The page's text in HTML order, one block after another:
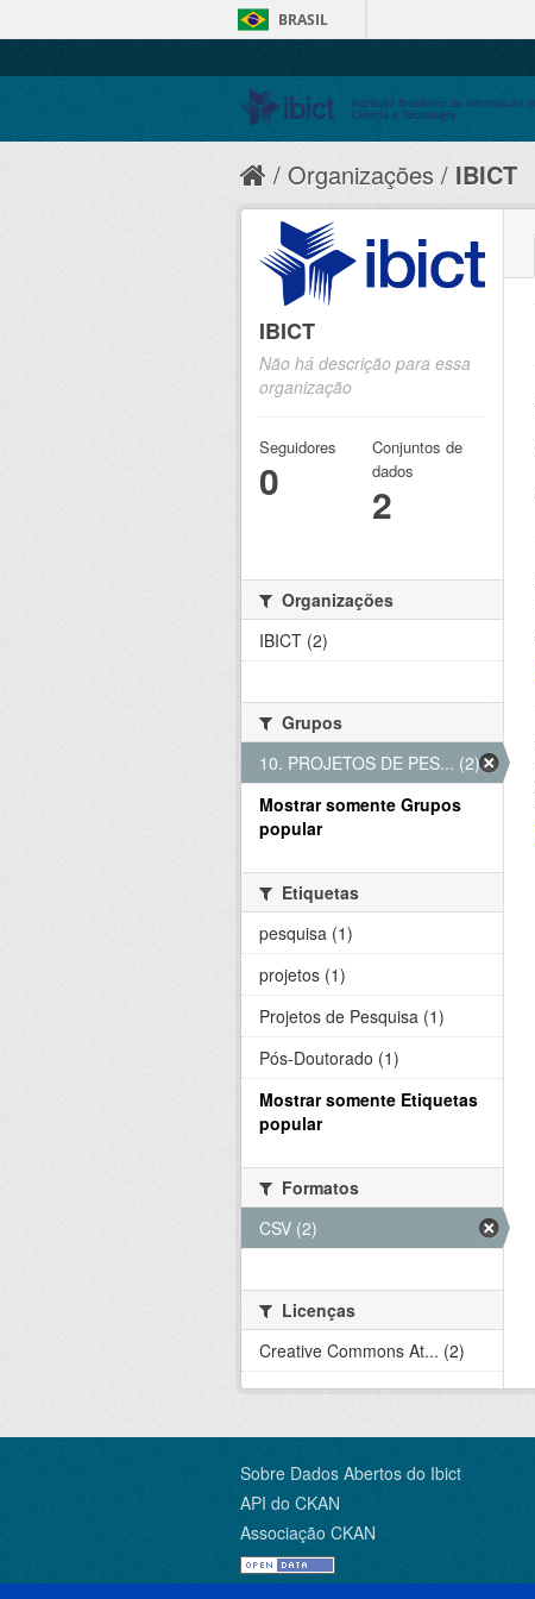
BRASIL
Organizações IBICT
IBICT
Não há descrição para essa
organização
Seguidores
0
Conjuntos de
dados
2
Organizações
IBICT (2)
Grupos
10. PROJETOS DE PES... (2)
Mostrar somente Grupos
popular
Etiquetas
pesquisa (1)
projetos (1)
Projetos de Pesquisa (1)
Pós-Doutorado (1)
Mostrar somente Etiquetas
popular
Formatos
CSV (2)
Licenças
Creative Commons At... (2)
Sobre Dados Abertos do Ibict
API do CKAN
Associação CKAN